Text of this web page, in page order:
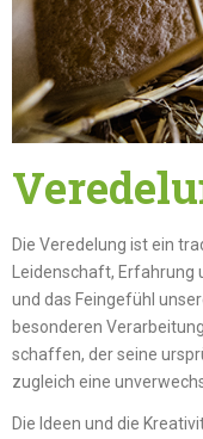
Die Veredelung ist ein
Leidenschaft,
und das Feingefühl
besonderen
schaffen, der seine
zugleich eine
Die Ideen und die